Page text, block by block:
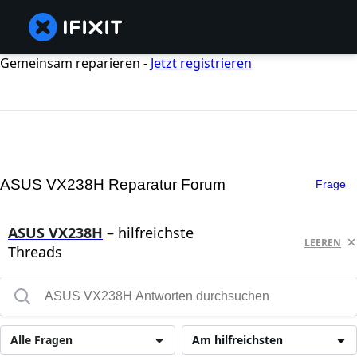
Gemeinsam reparieren - Jetzt registrieren
ASUS VX238H Reparatur Forum Frage
ASUS VX238H – hilfreichste
Threads
LEEREN
Am hilfreichsten
Alle Fragen